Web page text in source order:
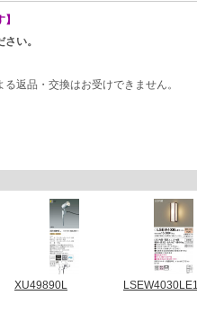
い。
返品・交換はお受けできません。
XU49890L LSEW4030LE1